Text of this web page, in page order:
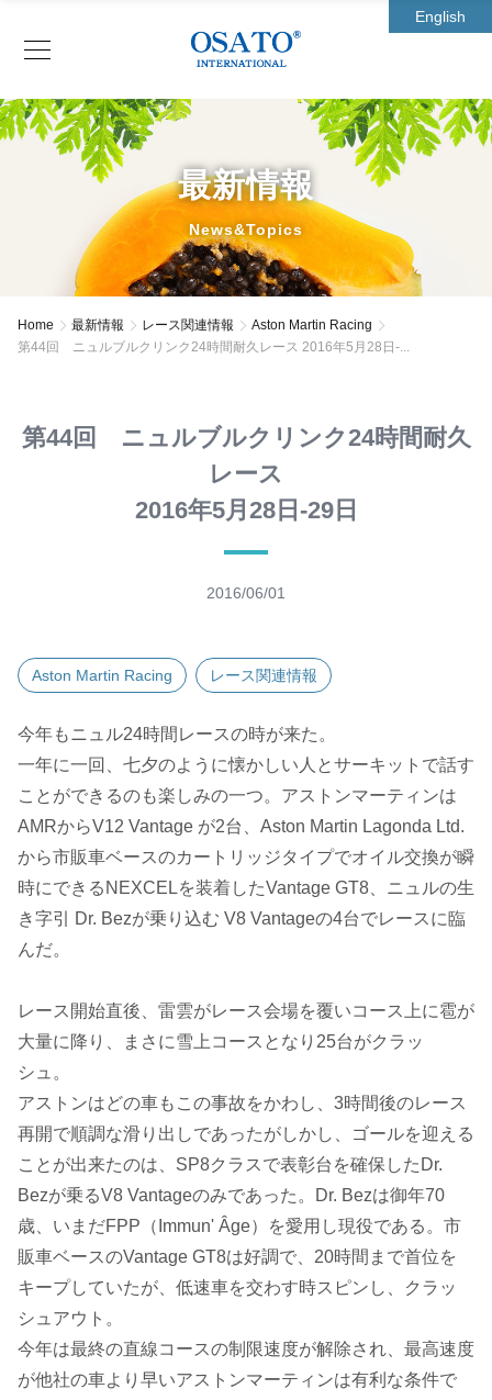
English
最新情報
News&Topics
Home 最新情報 レース関連情報
Aston Martin Racing
第44回 ニュルブルクリンク24時間耐久レース 2016年5月28日-...
第44回 ニュルブルクリンク24時間耐久
レース
2016年5月28日-29日
2016/06/01
Aston Martin Racing レース関連情報
今年もニュル24時間レースの時が来た。
一年に一回、七夕のように懐かしい人とサーキットで話す
ことができるのも楽しみの一つ。アストンマーティンは
AMRからV12 Vantage が2台、Aston Martin Lagonda Ltd.
から市販車ベースのカートリッジタイプでオイル交換が瞬
時にできるNEXCELを装着したVantage GT8、ニュルの生
き字引 Dr. Bezが乗り込む V8 Vantageの4台でレースに臨
んだ。
レース開始直後、雷雲がレース会場を覆いコース上に雹が
大量に降り、まさに雪上コースとなり25台がクラッ
シュ。
アストンはどの車もこの事故をかわし、3時間後のレース
再開で順調な滑り出しであったがしかし、ゴールを迎える
ことが出来たのは、SP8クラスで表彰台を確保したDr.
Bezが乗るV8 Vantageのみであった。Dr. Bezは御年70
歳、いまだFPP（Immun' Âge）を愛用し現役である。市
販車ベースのVantage GT8は好調で、20時間まで首位を
キープしていたが、低速車を交わす時スピンし、クラッ
シュアウト。
今年は最終の直線コースの制限速度が解除され、最高速度
が他社の車より早いアストンマーティンは有利な条件で